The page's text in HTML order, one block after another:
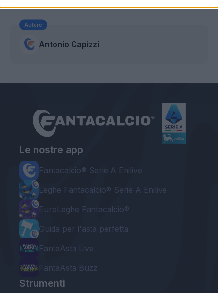
Autore
Antonio Capizzi
Le nostre app
Fantacalcio® Serie A Enilive
Leghe Fantacalcio® Serie A Enilive
EuroLeghe Fantacalcio®
Guida per l'asta perfetta
FantaAsta Live
FantaAsta Buzz
Strumenti